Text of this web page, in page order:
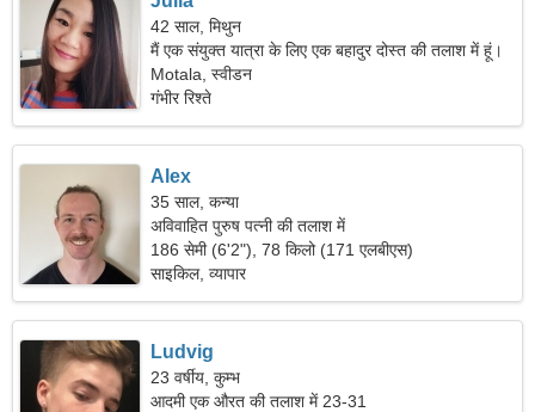
42 साल, मिथुन
मैं एक संयुक्त यात्रा के लिए एक बहादुर दोस्त की तलाश में हूं।
Motala, स्वीडन
गंभीर रिश्ते
Alex
35 साल, कन्या
अविवाहित पुरुष पत्नी की तलाश में
186 सेमी (6'2"), 78 किलो (171 एलबीएस)
साइकिल, व्यापार
Ludvig
23 वर्षीय, कुम्भ
आदमी एक औरत की तलाश में 23-31